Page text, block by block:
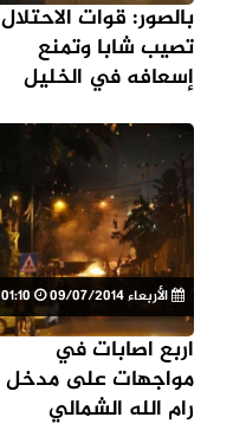
بالصور: قوات الاحتلال
تصيب شابا وتمنع
إسعافه في الخليل
الأربعاء 09/07/2014 01:10
اربع اصابات في
مواجهات على مدخل
رام الله الشمالي